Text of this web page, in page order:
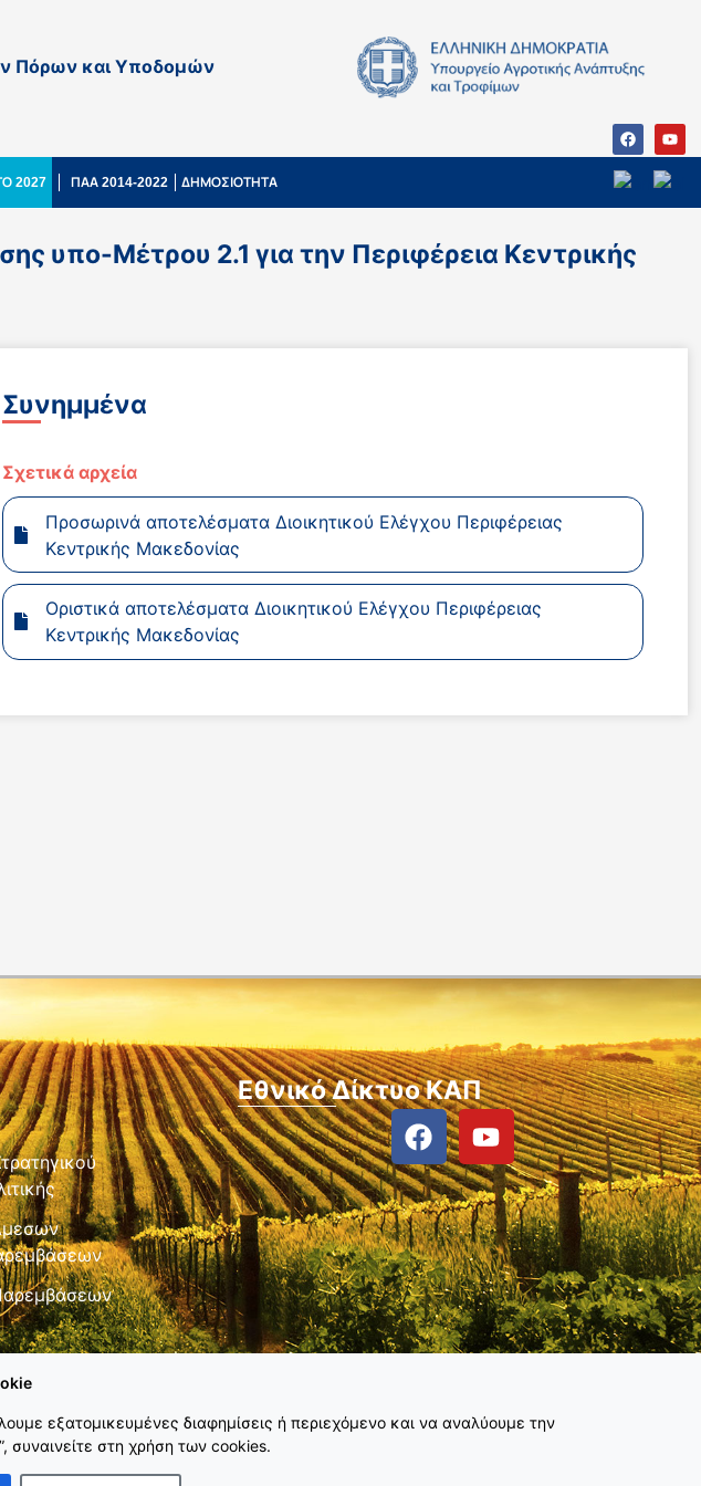
Πόρων και Υποδομών
2027 ΠΑΑ 2014-2022 ΔΗΜΟΣΙΟΤΗΤΑ
υπο-Μέτρου 2.1 για την Περιφέρεια Κεντρικής
Συνημμένα
Σχετικά αρχεία
Προσωρινά αποτελέσματα Διοικητικού Ελέγχου Περιφέρειας
Κεντρικής Μακεδονίας
Οριστικά αποτελέσματα Διοικητικού Ελέγχου Περιφέρειας
Κεντρικής Μακεδονίας
Εθνικό Δίκτυο ΚΑΠ
εξατομικευμένες διαφημίσεις ή περιεχόμενο και να αναλύουμε την
συναινείτε στη χρήση των cookies.